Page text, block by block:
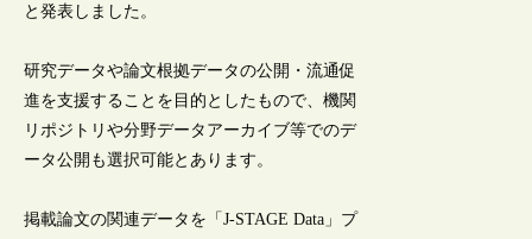
と発表しました。
研究データや論文根拠データの公開・流通促
進を支援することを目的としたもので、機関
リポジトリや分野データアーカイブ等でのデ
ータ公開も選択可能とあります。
掲載論文の関連データを「J-STAGE Data」プ